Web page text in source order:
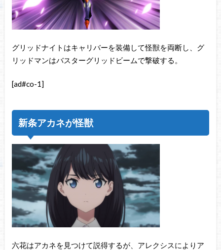
グリッドナイトはキャリバーを装備して怪獣を両断し、グ
リッドマンはバスターグリッドビームで撃破する。
[ad#co-1]
新条アカネが怪獣
六花はアカネを見つけて説得するが、アレクシスによりア